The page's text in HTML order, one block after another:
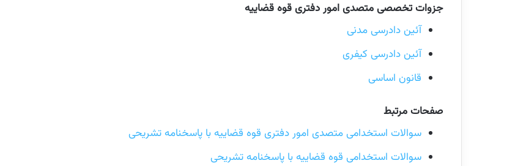
جزوات تخصصی متصدی امور دفتری قوه قضاییه
آئین دادرسی مدنی
آئین دادرسی کیفری
قانون اساسی
صفحات مرتبط
سوالات استخدامی متصدی امور دفتری قوه قضاییه با پاسخنامه تشریحی
سوالات استخدامی قوه قضاییه با پاسخنامه تشریحی